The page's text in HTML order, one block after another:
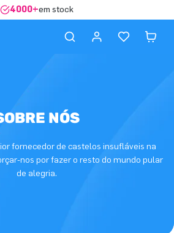
4000+em stock
NÓS
fornecedor de castelos insufláveis ​​na
nos por fazer o resto do mundo pular
de alegria.